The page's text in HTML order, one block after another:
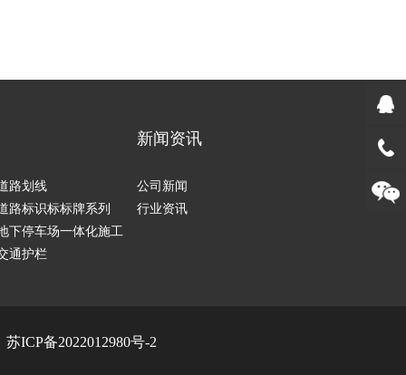
路划线
路标识标标牌系列
下停车场一体化施工
通护栏
新闻资讯
公司新闻
行业资讯
苏ICP备2022012980号-2